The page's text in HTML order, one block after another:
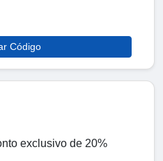
Código